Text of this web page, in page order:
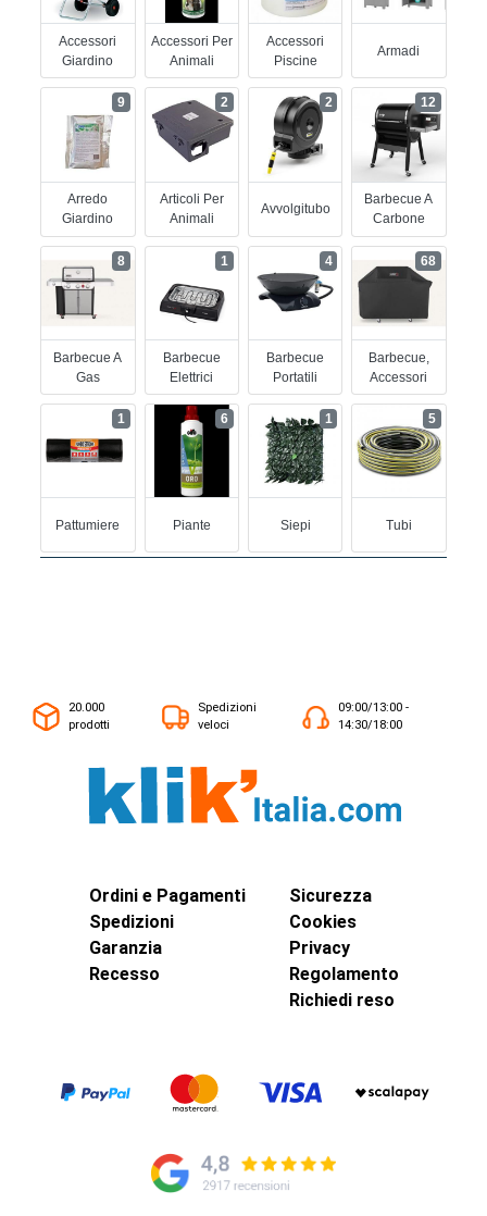
Accessori
Giardino
Accessori Per
Animali
Accessori
Piscine
Armadi
Arredo
Giardino
9
Articoli Per
Animali
2
Avvolgitubo
2
Barbecue A
Carbone
12
Barbecue A
Gas
8
Barbecue
Elettrici
1
Barbecue
Portatili
4
Barbecue,
Accessori
68
Pattumiere
1
Piante
6
Siepi
1
Tubi
5
20.000
prodotti
Spedizioni
veloci
09:00/13:00 -
14:30/18:00
Ordini e Pagamenti
Spedizioni
Garanzia
Recesso
Sicurezza
Cookies
Privacy
Regolamento
Richiedi reso